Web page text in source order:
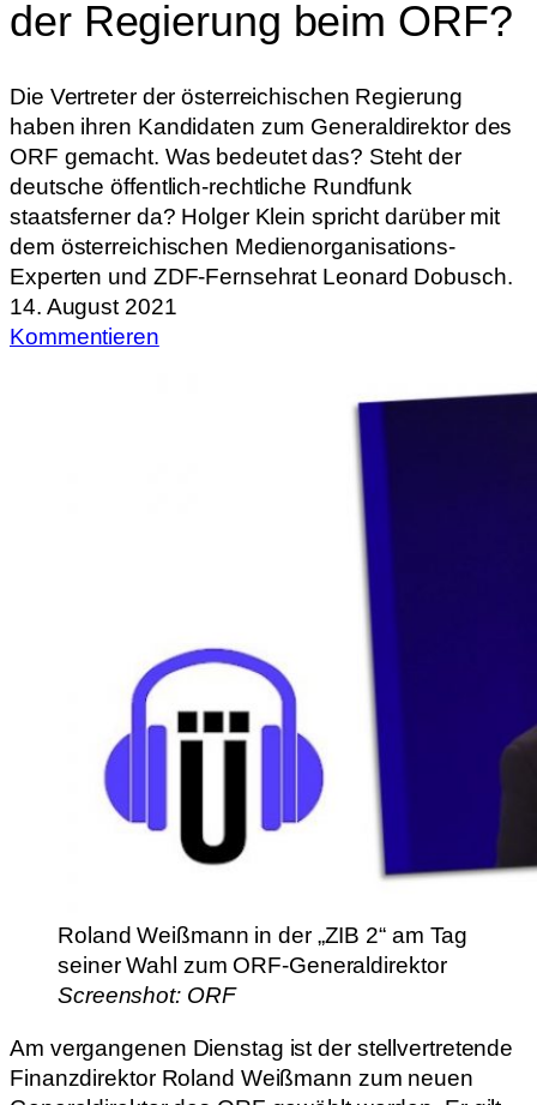
der Regierung beim ORF?
Die Vertreter der österreichischen Regierung
haben ihren Kandidaten zum Generaldirektor des
ORF gemacht. Was bedeutet das? Steht der
deutsche öffentlich-rechtliche Rundfunk
staatsferner da? Holger Klein spricht darüber mit
dem österreichischen Medienorganisations-
Experten und ZDF-Fernsehrat Leonard Dobusch.
14. August 2021
Kommentieren
Roland Weißmann in der „ZIB 2“ am Tag
seiner Wahl zum ORF-Generaldirektor
Screenshot: ORF
Am vergangenen Dienstag ist der stellvertretende
Finanzdirektor Roland Weißmann zum neuen